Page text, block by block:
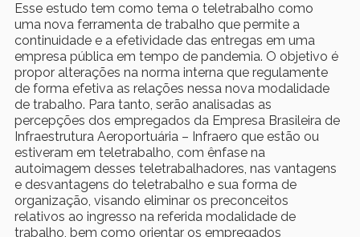
Esse estudo tem como tema o teletrabalho como
uma nova ferramenta de trabalho que permite a
continuidade e a efetividade das entregas em uma
empresa pública em tempo de pandemia. O objetivo é
propor alterações na norma interna que regulamente
de forma efetiva as relações nessa nova modalidade
de trabalho. Para tanto, serão analisadas as
percepções dos empregados da Empresa Brasileira de
Infraestrutura Aeroportuária – Infraero que estão ou
estiveram em teletrabalho, com ênfase na
autoimagem desses teletrabalhadores, nas vantagens
e desvantagens do teletrabalho e sua forma de
organização, visando eliminar os preconceitos
relativos ao ingresso na referida modalidade de
trabalho, bem como orientar os empregados